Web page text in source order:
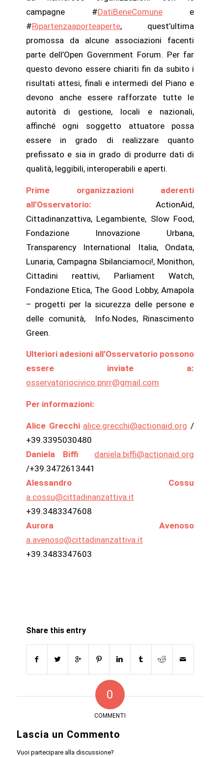
campagne #DatiBeneComune e
#Ripartenzaaporteaperte, quest’ultima
promossa da alcune associazioni facenti
parte dell’Open Government Forum. Per far
questo devono essere chiariti fin da subito i
risultati attesi, finali e intermedi del Piano e
devono anche essere rafforzate tutte le
autorità di gestione, locali e nazionali,
affinché ogni soggetto attuatore possa
essere in grado di realizzare quanto
prefissato e sia in grado di produrre dati di
qualità, leggibili, interoperabili e aperti.
Prime organizzazioni aderenti
all’Osservatorio:ActionAid,
Cittadinanzattiva, Legambiente, Slow Food,
Fondazione Innovazione Urbana,
Transparency International Italia, Ondata,
Lunaria, Campagna Sbilanciamoci!, Monithon,
Cittadini reattivi, Parliament Watch,
Fondazione Etica, The Good Lobby, Amapola
– progetti per la sicurezza delle persone e
delle comunità, Info.Nodes, Rinascimento
Green.
Ulteriori adesioni all’Osservatorio possono
essere inviate a:
osservatoriocivico.pnrr@gmail.com
Per informazioni:
Alice Grecchi alice.grecchi@actionaid.org /
+39.3395030480
Daniela Biffi
daniela.biffi@actionaid.org
/+39.3472613441
Alessandro Cossu
a.cossu@cittadinanzattiva.it
+39.3483347608
Aurora Avenoso
a.avenoso@cittadinanzattiva.it
+39.3483347603
Share this entry
0
COMMENTI
Lascia un Commento
Vuoi partecipare alla discussione?